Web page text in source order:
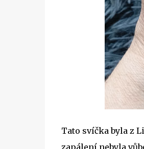
Tato svíčka byla z
zapálení nebyla